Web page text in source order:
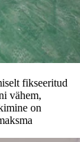
fikseeritud
vähem,
on